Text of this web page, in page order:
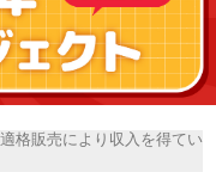
格販売により収入を得てい